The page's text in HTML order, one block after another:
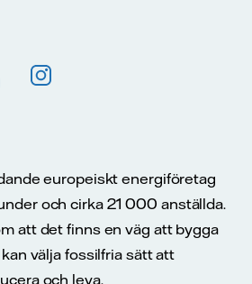
europeiskt energiföretag
och cirka 21 000 anställda.
att det finns en väg att bygga
välja fossilfria sätt att
och leva.